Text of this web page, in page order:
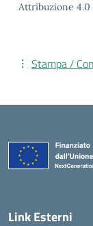
Attribuzione 4.0
Stampa /
Link Esterni